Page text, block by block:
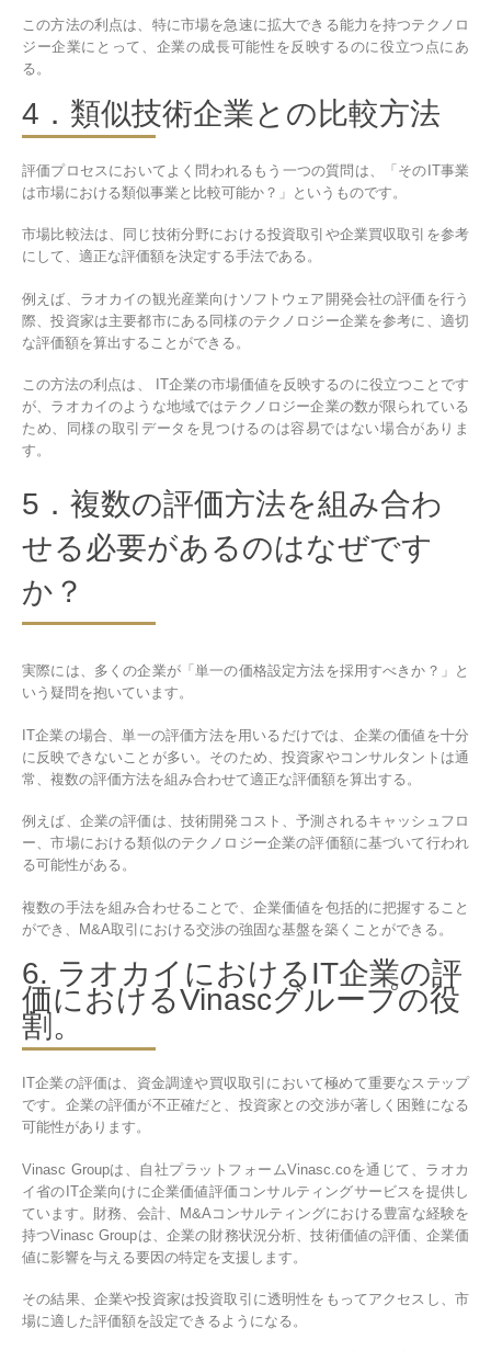
この方法の利点は、特に市場を急速に拡大できる能力を持つテクノロ
ジー企業にとって、企業の成長可能性を反映するのに役立つ点にあ
る。
4．類似技術企業との比較方法
評価プロセスにおいてよく問われるもう一つの質問は、「そのIT事業
は市場における類似事業と比較可能か？」というものです。
市場比較法は、同じ技術分野における投資取引や企業買収取引を参考
にして、適正な評価額を決定する手法である。
例えば、ラオカイの観光産業向けソフトウェア開発会社の評価を行う
際、投資家は主要都市にある同様のテクノロジー企業を参考に、適切
な評価額を算出することができる。
この方法の利点は、 IT企業の市場価値を反映するのに役立つことです
が、ラオカイのような地域ではテクノロジー企業の数が限られている
ため、同様の取引データを見つけるのは容易ではない場合がありま
す。
5．複数の評価方法を組み合わ
せる必要があるのはなぜです
か？
実際には、多くの企業が「単一の価格設定方法を採用すべきか？」と
いう疑問を抱いています。
IT企業の場合、単一の評価方法を用いるだけでは、企業の価値を十分
に反映できないことが多い。そのため、投資家やコンサルタントは通
常、複数の評価方法を組み合わせて適正な評価額を算出する。
例えば、企業の評価は、技術開発コスト、予測されるキャッシュフロ
ー、市場における類似のテクノロジー企業の評価額に基づいて行われ
る可能性がある。
複数の手法を組み合わせることで、企業価値を包括的に把握すること
ができ、M&A取引における交渉の強固な基盤を築くことができる。
6. ラオカイにおけるIT企業の評
価におけるVinascグループの役
割。
IT企業の評価は、資金調達や買収取引において極めて重要なステップ
です。企業の評価が不正確だと、投資家との交渉が著しく困難になる
可能性があります。
Vinasc Groupは、自社プラットフォームVinasc.coを通じて、ラオカ
イ省のIT企業向けに企業価値評価コンサルティングサービスを提供し
ています。財務、会計、M&Aコンサルティングにおける豊富な経験を
持つVinasc Groupは、企業の財務状況分析、技術価値の評価、企業価
値に影響を与える要因の特定を支援します。
その結果、企業や投資家は投資取引に透明性をもってアクセスし、市
場に適した評価額を設定できるようになる。